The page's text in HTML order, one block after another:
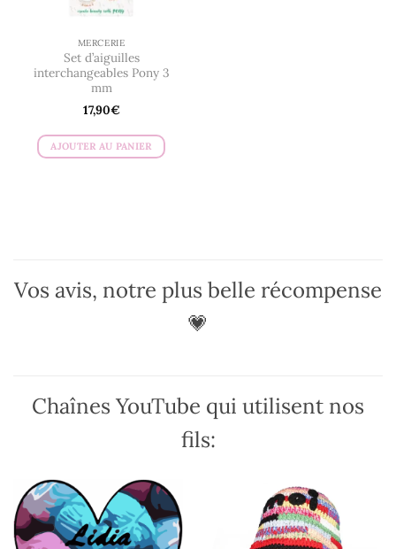
MERCERIE
Set d’aiguilles
interchangeables Pony 3
mm
17,90€
AJOUTER AU PANIER
Vos avis, notre plus belle récompense
💗
Chaînes YouTube qui utilisent nos
fils: